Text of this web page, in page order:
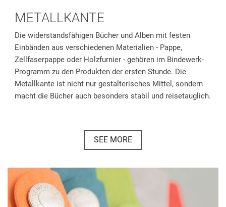
METALLKANTE
Die widerstandsfähigen Bücher und Alben mit festen
Einbänden aus verschiedenen Materialien - Pappe,
Zellfaserpappe oder Holzfurnier - gehören im Bindewerk-
Programm zu den Produkten der ersten Stunde. Die
Metallkante ist nicht nur gestalterisches Mittel, sondern
macht die Bücher auch besonders stabil und reisetauglich.
SEE MORE